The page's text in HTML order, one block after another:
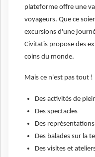
plateforme offre une
voyageurs. Que ce
excursions d'une
Civitatis propose des
coins du monde.
Mais ce n'est pas tout !
Des activités de
Des spectacles
Des représentations
Des balades sur la
Des visites et